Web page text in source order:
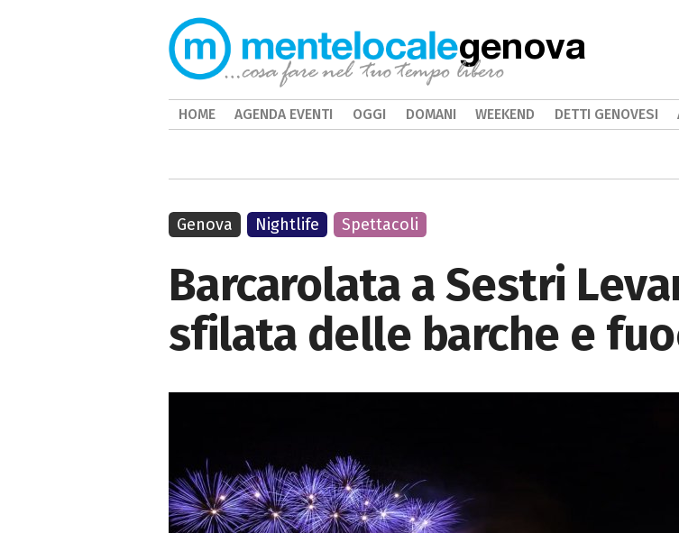
Barcarolata a Sestri
sfilata delle barche e
Genova Nightlife Spettacoli
genova
HOME AGENDA EVENTI OGGI DOMANI WEEKEND DETTI GENOVESI